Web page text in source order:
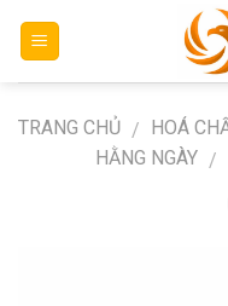
TRANG CHỦ / HOÁ
HẰNG NGÀY /